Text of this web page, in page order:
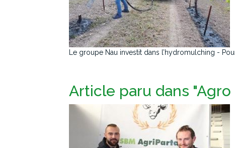
Le groupe Nau investit dans l’hydromulching -
Article paru dans